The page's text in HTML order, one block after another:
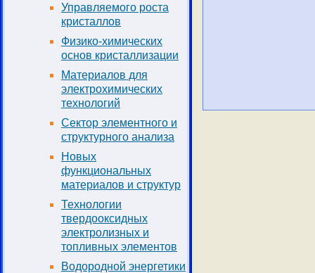
Управляемого роста
кристаллов
Физико-химических
основ кристаллизации
Материалов для
электрохимических
технологий
Сектор элементного и
структурного анализа
Новых
функциональных
материалов и структур
Технологии
твердооксидных
электролизных и
топливных элементов
Водородной энергетики